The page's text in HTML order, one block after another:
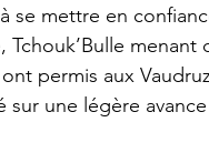
se mettre en
menant
permis aux
une légère